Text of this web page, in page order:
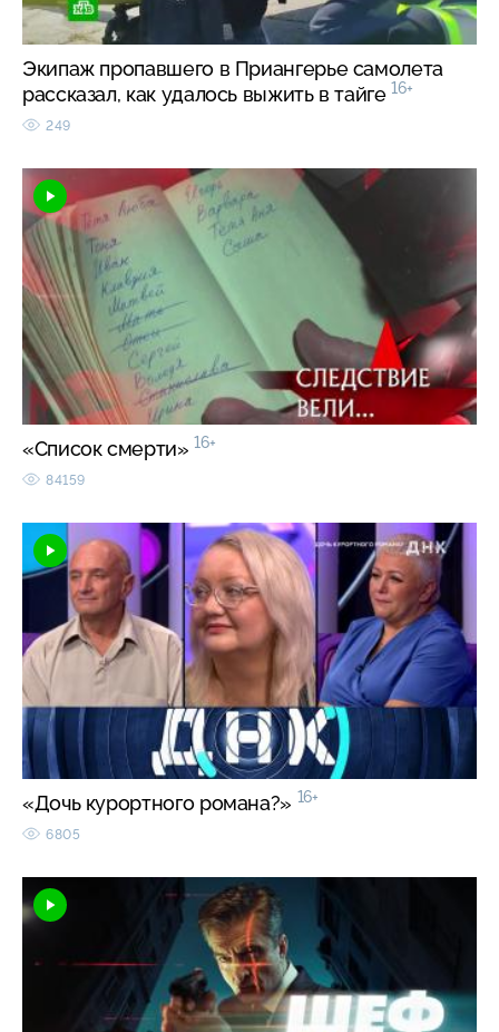
Экипаж пропавшего в Приангерье самолета
рассказал, как удалось выжить в тайге 16+
249
«Список смерти» 16+
84159
«Дочь курортного романа?» 16+
6805